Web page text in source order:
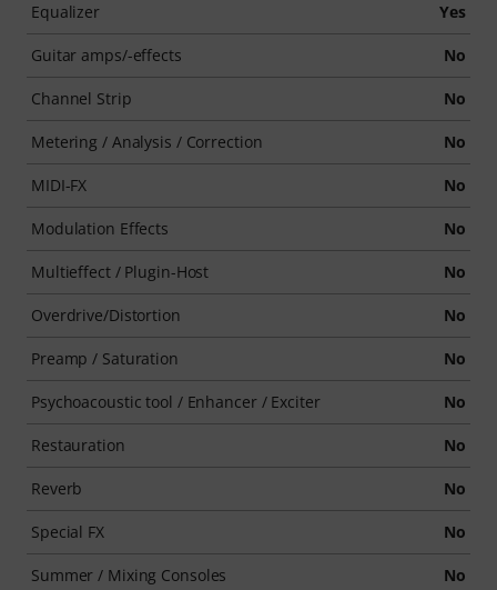
Equalizer Yes
Guitar amps/-effects No
Channel Strip No
Metering / Analysis / Correction No
MIDI-FX No
Modulation Effects No
Multieffect / Plugin-Host No
Overdrive/Distortion No
Preamp / Saturation No
Psychoacoustic tool / Enhancer / Exciter No
Restauration No
Reverb No
Special FX No
Summer / Mixing Consoles No